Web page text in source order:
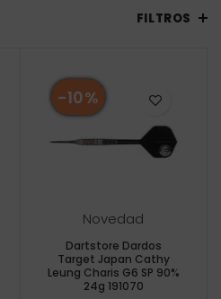
bajo
FILTROS
-10%
Novedad
Dartstore Dardos
Target Japan Cathy
Leung Charis G6 SP 90%
24g 191070